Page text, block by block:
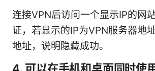
连接VPN后访问一个显示IP的网
证，若显示的IP为VPN服务器地
地址，说明隐藏成功。